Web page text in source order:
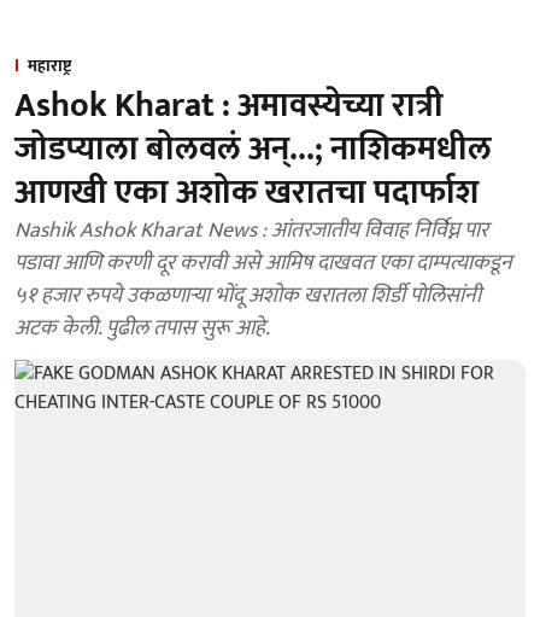
महाराष्ट्र
Ashok Kharat : अमावस्येच्या रात्री
जोडप्याला बोलवलं अन्...; नाशिकमधील
आणखी एका अशोक खरातचा पदार्फाश
Nashik Ashok Kharat News : आंतरजातीय विवाह निर्विघ्न पार
पडावा आणि करणी दूर करावी असे आमिष दाखवत एका दाम्पत्याकडून
५१ हजार रुपये उकळणाऱ्या भोंदू अशोक खरातला शिर्डी पोलिसांनी
अटक केली. पुढील तपास सुरू आहे.